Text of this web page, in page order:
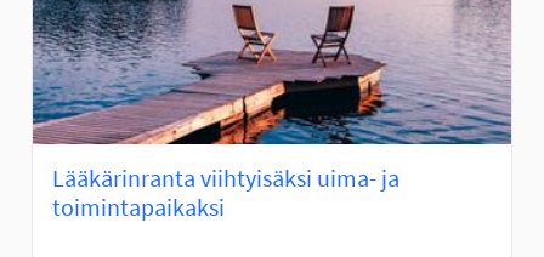
Lääkärinranta viihtyisäksi uima- ja
toimintapaikaksi